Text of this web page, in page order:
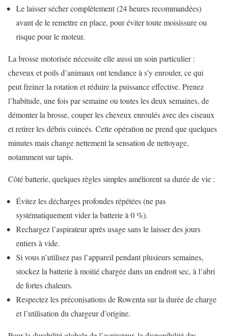
Le laisser sécher complètement (24 heures recommandées)
avant de le remettre en place, pour éviter toute moisissure ou
risque pour le moteur.
La brosse motorisée nécessite elle aussi un soin particulier :
cheveux et poils d’animaux ont tendance à s’y enrouler, ce qui
peut freiner la rotation et réduire la puissance effective. Prenez
l’habitude, une fois par semaine ou toutes les deux semaines, de
démonter la brosse, couper les cheveux enroulés avec des ciseaux
et retirer les débris coincés. Cette opération ne prend que quelques
minutes mais change nettement la sensation de nettoyage,
notamment sur tapis.
Côté batterie, quelques règles simples améliorent sa durée de vie :
Évitez les décharges profondes répétées (ne pas
systématiquement vider la batterie à 0 %).
Rechargez l’aspirateur après usage sans le laisser des jours
entiers à vide.
Si vous n’utilisez pas l’appareil pendant plusieurs semaines,
stockez la batterie à moitié chargée dans un endroit sec, à l’abri
de fortes chaleurs.
Respectez les préconisations de Rowenta sur la durée de charge
et l’utilisation du chargeur d’origine.